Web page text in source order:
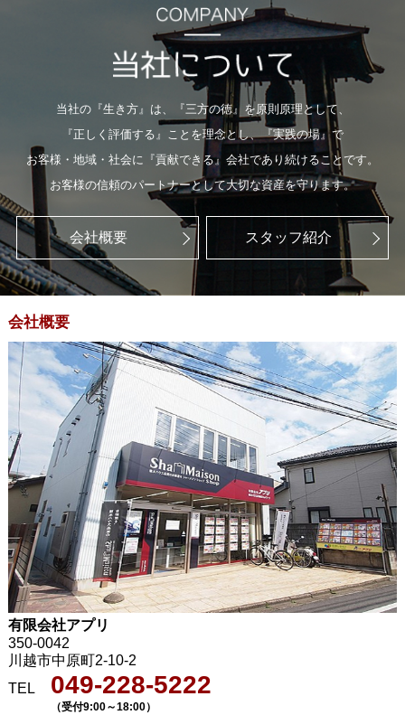
当社の『生き方』は、『三方の徳』を原則原理として、
『正しく評価する』ことを理念とし、『実践の場』で
お客様・地域・社会に『貢献できる』会社であり続けることです。
お客様の信頼のパートナーとして大切な資産を守ります。
会社概要 スタッフ紹介
会社概要
有限会社アプリ
350-0042
川越市中原町2-10-2
TEL
049-228-5222
（受付9:00～18:00）